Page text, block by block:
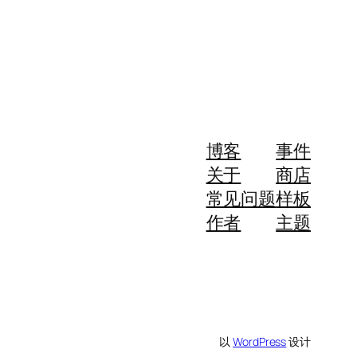
博客
关于
常见问题
作者
事件
商店
样板
主题
以WordPress设计